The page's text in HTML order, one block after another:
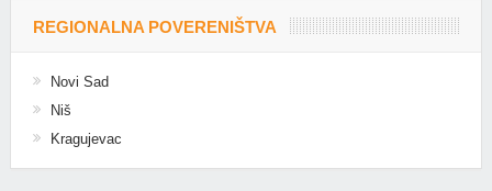
REGIONALNA POVERENIŠTVA
Novi Sad
Niš
Kragujevac